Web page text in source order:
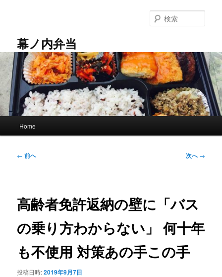
テ
ン
へ
移
動
幕ノ内弁当
索
Home
投
ゲ
ー
ョ
ン
← 前へ 次へ→
高齢者免許返納の壁に「バス
の乗り方わからない」 何十年
も不使用 対策あの手この手
投稿日時:2019年9月7日